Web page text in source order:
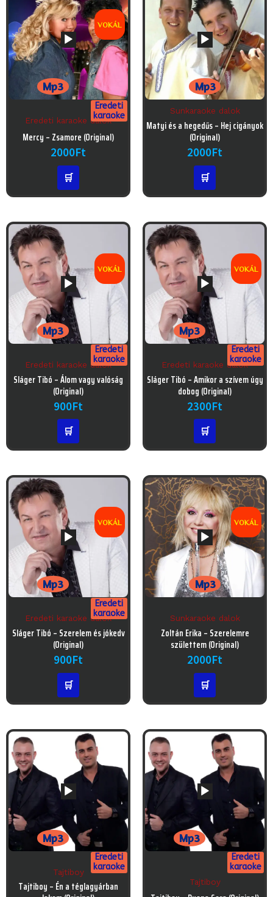
VOKÁL
Eredeti
karaoke
Mp3
Eredeti karaoke dalok
Audió
lejátszó
Mercy – Zsamore (Original)
2000Ft
🛒
Mp3
Sunkaraoke dalok
Audió
lejátszó
Matyi és a hegedűs – Hej cigányok
(Original)
2000Ft
🛒
VOKÁL
Eredeti
karaoke
Mp3
Eredeti karaoke dalok
Audió
lejátszó
Sláger Tibó – Álom vagy valóság
(Original)
900Ft
🛒
VOKÁL
Eredeti
karaoke
Mp3
Eredeti karaoke dalok
Audió
lejátszó
Sláger Tibó – Amikor a szívem úgy
dobog (Original)
2300Ft
🛒
VOKÁL
Eredeti
karaoke
Mp3
Eredeti karaoke dalok
Audió
lejátszó
Sláger Tibó – Szerelem és jókedv
(Original)
900Ft
🛒
VOKÁL
Mp3
Sunkaraoke dalok
Audió
lejátszó
Zoltán Erika – Szerelemre
születtem (Original)
2000Ft
🛒
Eredeti
karaoke
Mp3
Tajtiboy
Audió
Tajtiboy – Én a téglagyárban
Eredeti
karaoke
Mp3
Tajtiboy